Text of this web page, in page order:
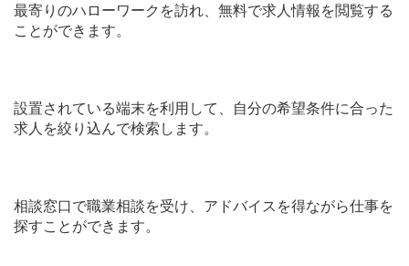
最寄りのハローワークを訪れ、無料で求人情報を閲覧する
ことができます。
設置されている端末を利用して、自分の希望条件に合った
求人を絞り込んで検索します。
相談窓口で職業相談を受け、アドバイスを得ながら仕事を
探すことができます。